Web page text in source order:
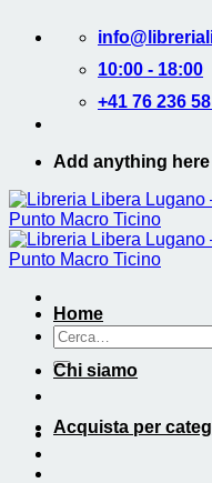
contenuti
10:00 - 18:00
+41 76 236
Add anything
Cerca:
Home
Chi siamo
Acquista per